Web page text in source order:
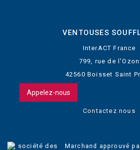
VENTOUSES
InterACT France
799, rue de l'Ozon
42560 Boisset Saint
Appelez-nous
Contactez nous
Marchand approuvé